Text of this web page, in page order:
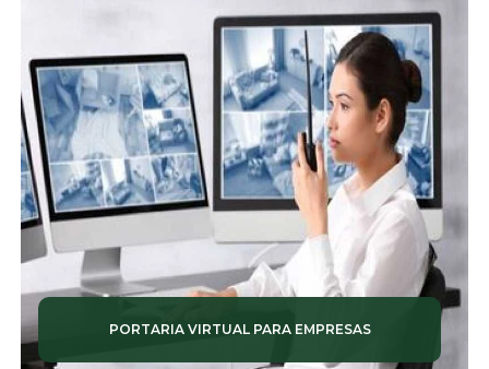
PORTARIA VIRTUAL PARA EMPRESAS